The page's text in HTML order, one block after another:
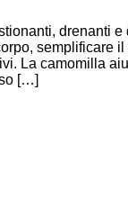
drenanti
semplificare
La camomilla
[…]